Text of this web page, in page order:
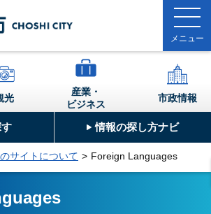
情報の探し方ナビ
光
産業・
ビジネス
市政情報
サイトについて Foreign Languages